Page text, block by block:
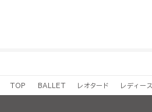
TOP BALLET レオタード レディース